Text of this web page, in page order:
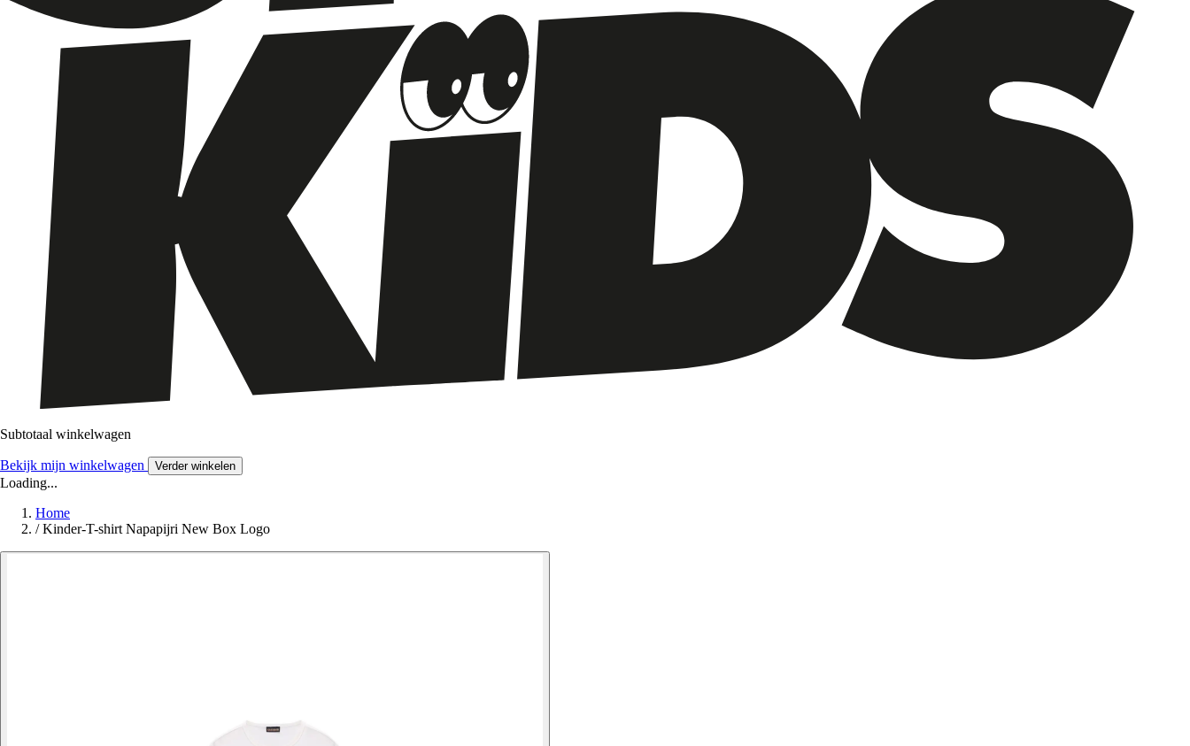
Subtotaal winkelwagen
Bekijk mijn winkelwagen Verder winkelen
Loading...
Home
/ Kinder-T-shirt Napapijri New Box Logo